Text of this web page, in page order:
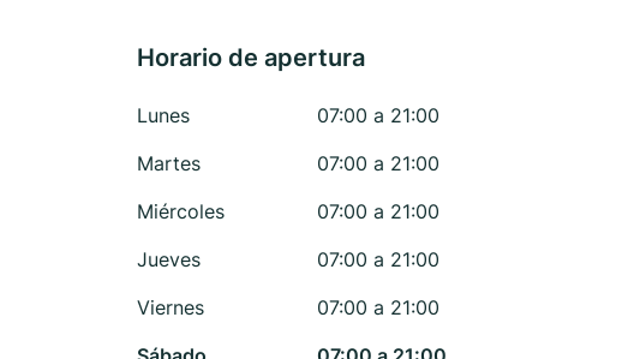
Horario de apertura
Lunes
07:00 a 21:00
Martes
07:00 a 21:00
Miércoles
07:00 a 21:00
Jueves
07:00 a 21:00
Viernes
07:00 a 21:00